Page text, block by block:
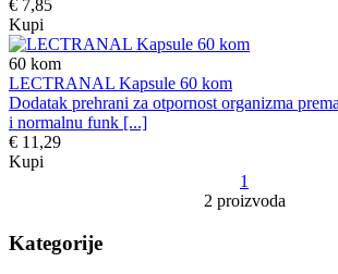
€ 7,85
Kupi
60 kom
LECTRANAL Kapsule 60 kom
Dodatak prehrani za otpornost organizma
i normalnu funk [...]
€ 11,29
Kupi
1
2 proizvoda
Kategorije